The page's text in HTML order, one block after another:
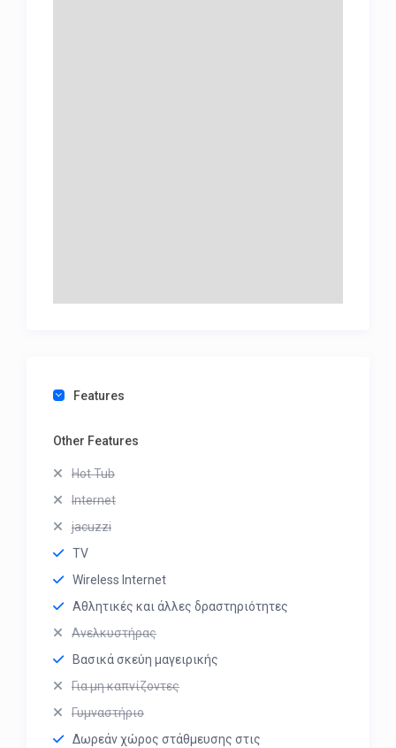
Features
Other Features
Hot Tub
Internet
jacuzzi
TV
Wireless Internet
Αθλητικές και άλλες δραστηριότητες
Ανελκυστήρας
Βασικά σκεύη μαγειρικής
Για μη καπνίζοντες
Γυμναστήριο
Δωρεάν χώρος στάθμευσης στις